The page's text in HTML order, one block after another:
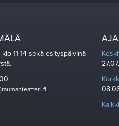
11-14 sekä esityspäivinä